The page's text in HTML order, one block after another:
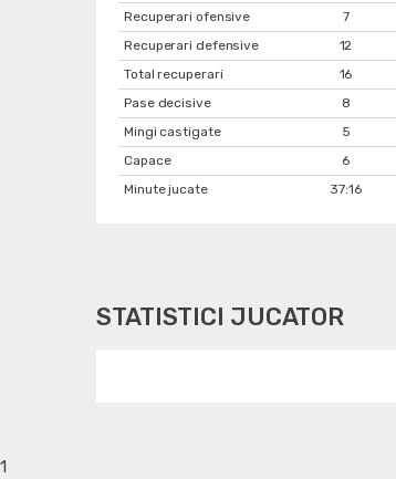
Recuperari ofensive
7
Recuperari defensive
12
Total recuperari
16
Pase decisive
8
Mingi castigate
5
Capace
6
Minute jucate
37:16
STATISTICI JUCATOR
1